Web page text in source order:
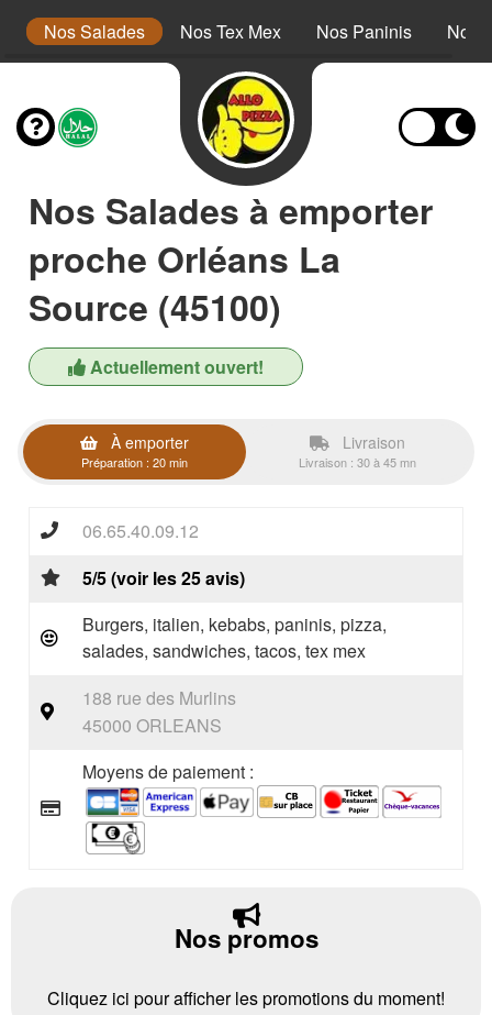
Nos Salades Nos Tex Mex Nos Paninis Nos
Nos Salades à emporter
proche Orléans La
Source (45100)
Actuellement ouvert!
À emporter
Préparation : 20 min
Livraison
Livraison : 30 à 45 mn
06.65.40.09.12
5/5 (voir les 25 avis)
Burgers, italien, kebabs, paninis, pizza,
salades, sandwiches, tacos, tex mex
188 rue des Murlins
45000 ORLEANS
Moyens de paiement :
Nos promos
Cliquez ici pour afficher les promotions du moment!